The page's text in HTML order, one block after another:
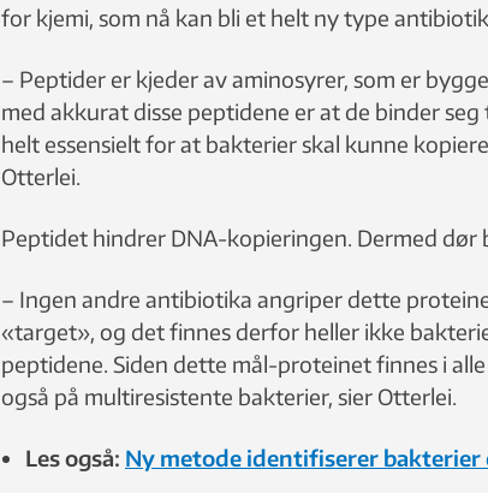
for kjemi, som nå kan bli et helt ny type
– Peptider er kjeder av aminosyrer, som er
med akkurat disse peptidene er at de binder
helt essensielt for at bakterier skal kunne
Otterlei.
Peptidet hindrer DNA-kopieringen. Dermed dør
– Ingen andre antibiotika angriper dette
«target», og det finnes derfor heller ikke
peptidene. Siden dette mål-proteinet finnes i
også på multiresistente bakterier, sier Otterlei.
Les også: Ny metode identifiserer bakterier